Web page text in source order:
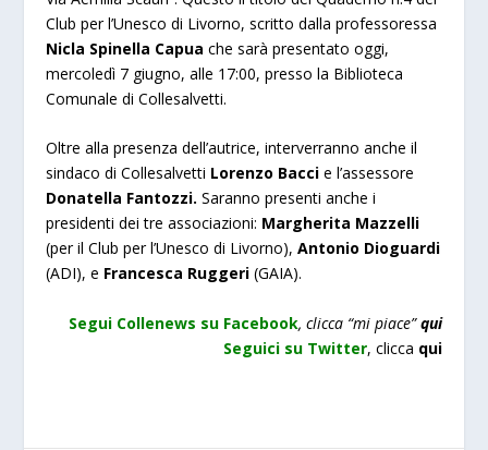
Club per l’Unesco di Livorno, scritto dalla professoressa
Nicla Spinella Capua che sarà presentato oggi,
mercoledì 7 giugno,alle 17:00, presso la Biblioteca
Comunale di Collesalvetti.
Oltre alla presenza dell’autrice, interverranno anche il
sindaco di Collesalvetti Lorenzo Bacci e l’assessore
Donatella Fantozzi.Saranno presenti anche i
presidenti dei tre associazioni: Margherita Mazzelli
(per il Club per l’Unesco di Livorno),Antonio Dioguardi
(ADI), e Francesca Ruggeri (GAIA).
Segui Collenews su Facebook, clicca “mi piace” qui
Seguici su Twitter, clicca qui